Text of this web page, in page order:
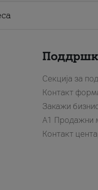
Секција за
Контакт
Закажи
A1 Продажни
Контакт